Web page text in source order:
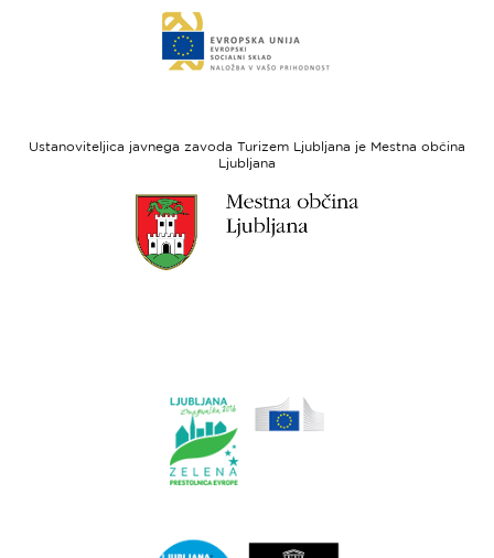
regionalni
do
spletne
sklad
Ustanoviteljica javnega zavoda Turizem Ljubljana je Mestna občina
Ljubljana
spletne